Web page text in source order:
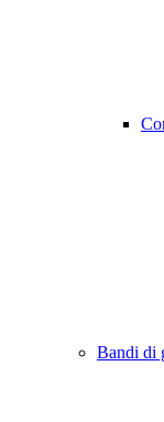
Bandi di